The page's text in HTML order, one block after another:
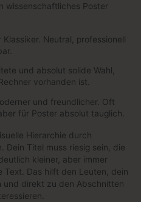
wissenschaftliches Poster
Klassiker. Neutral, professionell
und absolut solide Wahl,
vorhanden ist.
und freundlicher. Oft
für Poster absolut tauglich.
Hierarchie durch
Dein Titel muss riesig sein, die
kleiner, aber immer
Text. Das hilft den Leuten, dein
und direkt zu den Abschnitten